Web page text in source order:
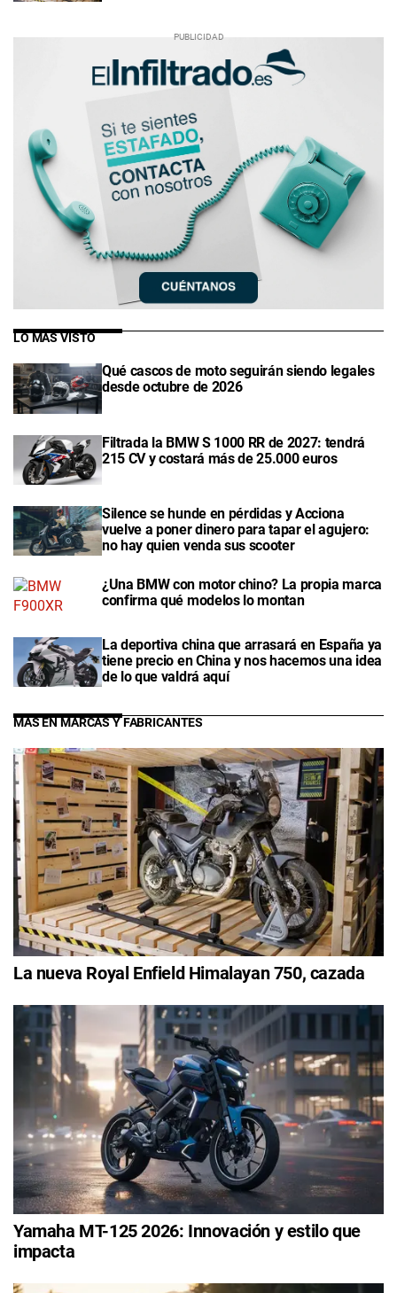
LO MÁS VISTO
Qué cascos de moto seguirán siendo legales
desde octubre de 2026
Filtrada la BMW S 1000 RR de 2027: tendrá
215 CV y costará más de 25.000 euros
Silence se hunde en pérdidas y Acciona
vuelve a poner dinero para tapar el agujero:
no hay quien venda sus scooter
¿Una BMW con motor chino? La propia marca
confirma qué modelos lo montan
La deportiva china que arrasará en España ya
tiene precio en China y nos hacemos una idea
de lo que valdrá aquí
MÁS EN MARCAS Y FABRICANTES
La nueva Royal Enfield Himalayan 750, cazada
Yamaha MT-125 2026: Innovación y estilo que
impacta